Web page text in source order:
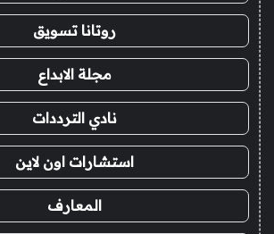
روتانا تسويق
مجلة الابداع
نادي الترددات
استشارات اون لاين
المعارف